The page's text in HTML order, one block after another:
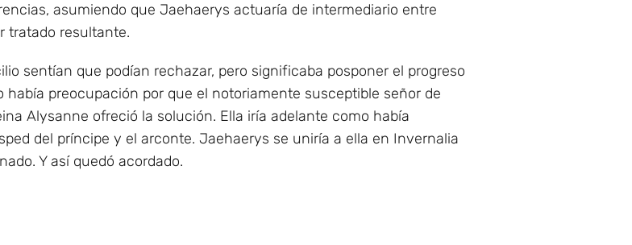
asumiendo que Jaehaerys actuaría de intermediario entre
tratado resultante.
sentían que podían rechazar, pero significaba posponer el progreso
preocupación por que el notoriamente susceptible señor de
Alysanne ofreció la solución. Ella iría adelante como había
del príncipe y el arconte. Jaehaerys se uniría a ella en Invernalia
Y así quedó acordado.